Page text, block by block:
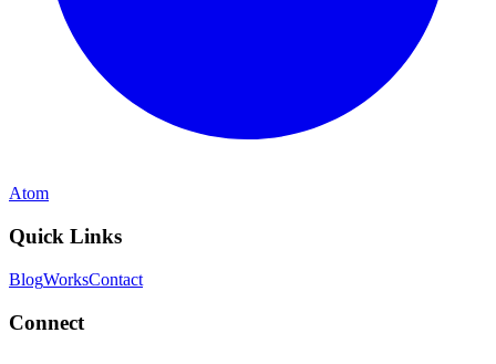
Atom
Quick Links
BlogWorksContact
Connect